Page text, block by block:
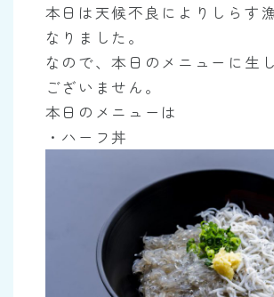
本日は天候不良によりしらす
なりました。
なので、本日のメニューに生
ございません。
本日のメニューは
・ハーフ丼